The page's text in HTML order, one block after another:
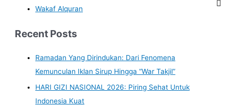
Wakaf Alquran
Recent Posts
Ramadan Yang Dirindukan: Dari Fenomena
Kemunculan Iklan Sirup Hingga “War Takjil”
HARI GIZI NASIONAL 2026: Piring Sehat Untuk
Indonesia Kuat